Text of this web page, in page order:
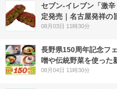
セブン-イレブン「激
定発売｜名古屋発祥の
08月03日 11時30分
長野県150周年記念フ
噌や伝統野菜を使った
08月04日 11時30分